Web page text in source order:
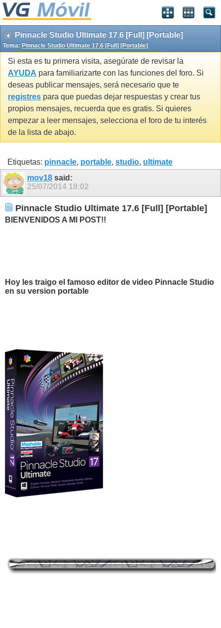
Pinnacle Studio Ultimate 17.6 [Full] [Portable]
Tema: Pinnacle Studio Ultimate 17.6 [Full] [Portable]
Si esta es tu primera visita, asegúrate de revisar la
AYUDA para familiarizarte con las funciones del foro. Si
deseas publicar mensajes, será necesario que te
registres para que puedas dejar respuestas y crear tus
propios mensajes, recuerda que es gratis. Si quieres
empezar a leer mensajes, selecciona el foro de tu interés
de la lista de abajo.
Etiquetas: pinnacle, portable, studio, ultimate
mov18 said:
25/07/2014 18:02
Pinnacle Studio Ultimate 17.6 [Full] [Portable]
BIENVENIDOS A MI POST!!
Hoy les traigo el famoso editor de video Pinnacle Studio
en su version portable